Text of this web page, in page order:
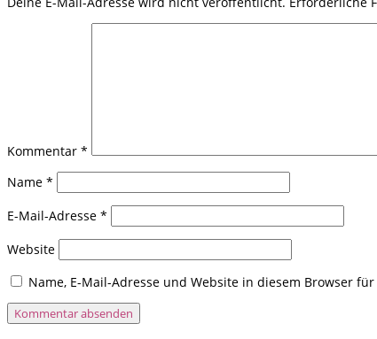
Kommentar *
Name *
E-Mail-Adresse *
Website
Name, E-Mail-Adresse und Website in diesem Browser